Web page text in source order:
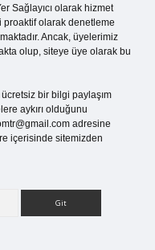
Sağlayıcı olarak hizmet
olarak denetleme
Ancak, üyelerimiz
olup, siteye üye olarak bu
bir bilgi paylaşım
aykırı olduğunu
adresine
içerisinde sitemizden